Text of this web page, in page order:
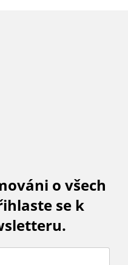
o všech
se k